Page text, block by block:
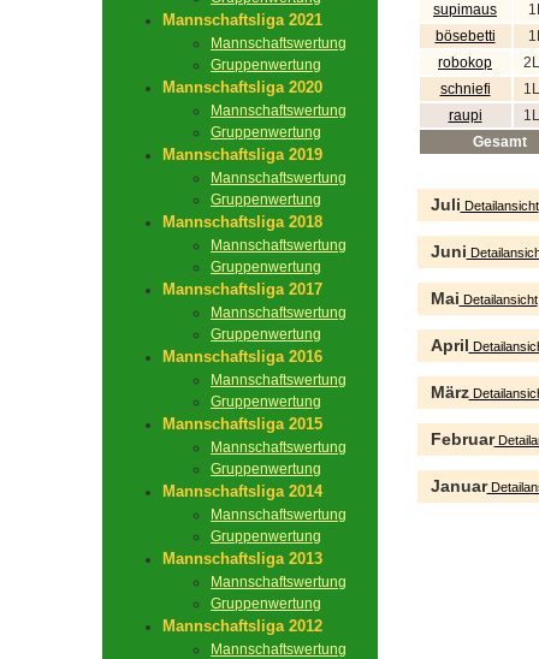
Mannschaftsliga 2021
Mannschaftswertung
Gruppenwertung
Mannschaftsliga 2020
Mannschaftswertung
Gruppenwertung
Mannschaftsliga 2019
Mannschaftswertung
Gruppenwertung
Mannschaftsliga 2018
Mannschaftswertung
Gruppenwertung
Mannschaftsliga 2017
Mannschaftswertung
Gruppenwertung
Mannschaftsliga 2016
Mannschaftswertung
Gruppenwertung
Mannschaftsliga 2015
Mannschaftswertung
Gruppenwertung
Mannschaftsliga 2014
Mannschaftswertung
Gruppenwertung
Mannschaftsliga 2013
Mannschaftswertung
Gruppenwertung
Mannschaftsliga 2012
Mannschaftswertung
supimaus
bösebetti
robokop
schniefi
raupi
Gesamt
Juli Detailansicht
Juni
Mai Detailansicht
April
März
Februar
Januar